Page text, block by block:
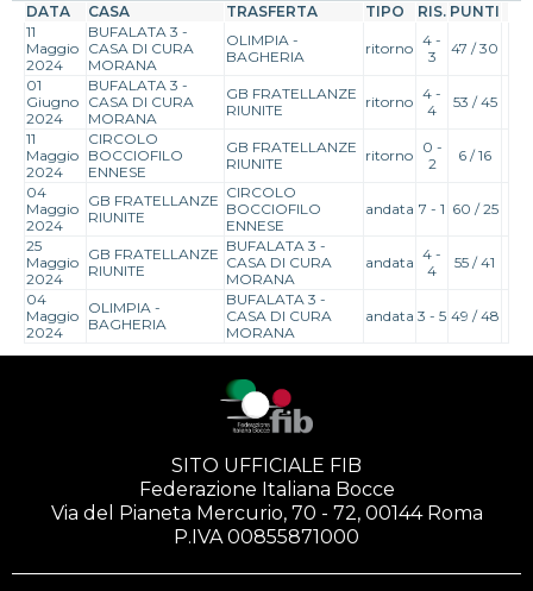
DATA
CASA TRASFERTA TIPO RIS. PUNTI
11
Maggio
2024
BUFALATA 3 -
CASA DI CURA
MORANA
OLIMPIA -
BAGHERIA
ritorno 4 -
3
47 / 30
01
Giugno
2024
BUFALATA 3 -
CASA DI CURA
MORANA
GB FRATELLANZE
RIUNITE
ritorno 4 -
4
53 / 45
11
Maggio
2024
CIRCOLO
BOCCIOFILO
ENNESE
GB FRATELLANZE
RIUNITE
ritorno 0 -
2
6 / 16
04
Maggio
2024
GB FRATELLANZE
RIUNITE
CIRCOLO
BOCCIOFILO
ENNESE
andata 7 - 1 60 / 25
25
Maggio
2024
GB FRATELLANZE
RIUNITE
BUFALATA 3 -
CASA DI CURA
MORANA
andata 4 -
4
55 / 41
04
Maggio
2024
OLIMPIA -
BAGHERIA
BUFALATA 3 -
CASA DI CURA
MORANA
andata 3 - 5 49 / 48
SITO UFFICIALE FIB
Federazione Italiana Bocce
Via del Pianeta Mercurio, 70 - 72, 00144 Roma
P.IVA 00855871000